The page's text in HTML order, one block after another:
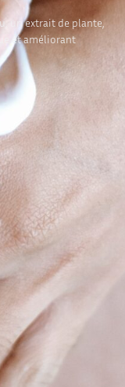
un extrait de plante,
et améliorant